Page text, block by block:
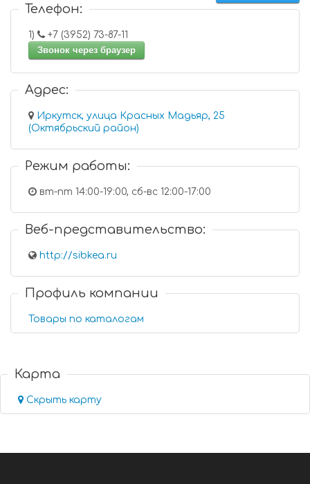
Телефон:
1)
+7 (3952) 73-87-11
Звонок через браузер
Адрес:
Иркутск, улица Красных Мадьяр, 25
(Октябрьский район)
Режим работы:
вт-пт 14:00-19:00, сб-вс 12:00-17:00
Веб-представительство:
http://sibkea.ru
Профиль компании
Товары по каталогам
Карта
Скрыть карту